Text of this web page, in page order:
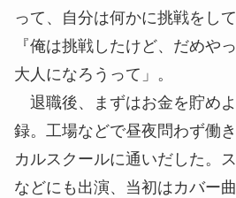
って、自分は何かに挑戦をし
『俺は挑戦したけど、だめや
大人になろうって」。
退職後、まずはお金を貯め
録。工場などで昼夜問わず働
カルスクールに通いだした。
などにも出演、当初はカバー